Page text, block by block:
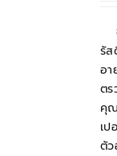
รั
อ
ตร
คุ
เ
ตั